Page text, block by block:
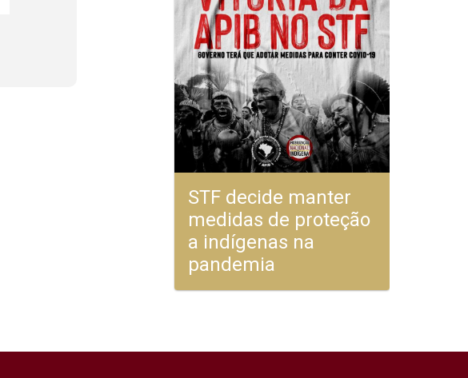
STF decide manter
medidas de proteção
a indígenas na
pandemia